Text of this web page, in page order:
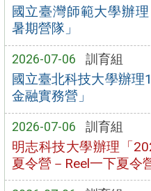
國立臺灣師範大學辦
暑期營隊」
2026-07-06 訓育組
國立臺北科技大學辦理
金融實務營」
2026-07-06 訓育組
明志科技大學辦理「
夏令營－Reel一下夏令